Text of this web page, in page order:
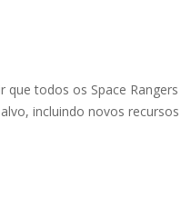
todos os Space Rangers
incluindo novos recursos